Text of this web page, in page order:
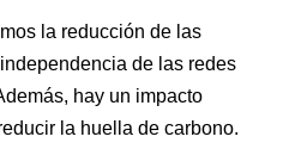
la reducción de las
de las redes
hay un impacto
la huella de carbono.